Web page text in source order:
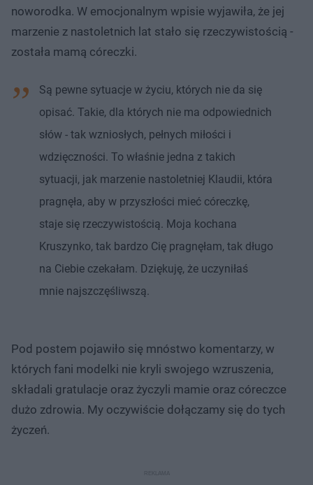
noworodka. W emocjonalnym wpisie wyjawiła, że jej
marzenie z nastoletnich lat stało się rzeczywistością -
została mamą córeczki.
Są pewne sytuacje w życiu, których nie da się
opisać. Takie, dla których nie ma odpowiednich
słów - tak wzniosłych, pełnych miłości i
wdzięczności. To właśnie jedna z takich
sytuacji, jak marzenie nastoletniej Klaudii, która
pragnęła, aby w przyszłości mieć córeczkę,
staje się rzeczywistością. Moja kochana
Kruszynko, tak bardzo Cię pragnęłam, tak długo
na Ciebie czekałam. Dziękuję, że uczyniłaś
mnie najszczęśliwszą.
Pod postem pojawiło się mnóstwo komentarzy, w
których fani modelki nie kryli swojego wzruszenia,
składali gratulacje oraz życzyli mamie oraz córeczce
dużo zdrowia. My oczywiście dołączamy się do tych
życzeń.